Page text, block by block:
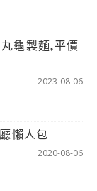
龜製麵,平價
2023-08-06
懶人包
2020-08-06